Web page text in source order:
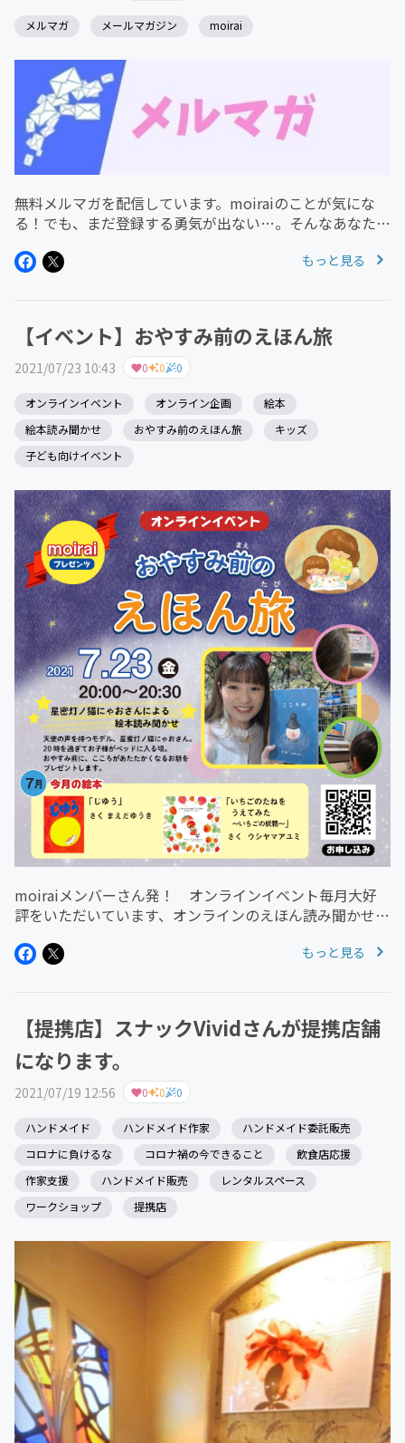
メルマガ メールマガジン moirai
無料メルマガを配信しています。moiraiのことが気にな
る！でも、まだ登録する勇気が出ない…。そんなあなたに
日間、20：00に毎日配信される無料のメルマガから、あ
もっと見る
【イベント】おやすみ前のえほん旅
2021/07/23 10:43 0 0 0
オンラインイベント オンライン企画
絵本
絵本読み聞かせ
おやすみ前のえほん旅
キッズ
子ども向けイベント
moiraiメンバーさん発！ オンラインイベント毎月大好
評をいただいています、オンラインのえほん読み聞かせ企
月のえほん】・じゆう/まえだゆうき・いちごのたねをう
もっと見る
【提携店】スナックVividさんが提携店舗
になります。
2021/07/19 12:56 0 0 0
ハンドメイド ハンドメイド作家
ハンドメイド委託販売
コロナに負けるな
コロナ禍の今できること
飲食店応援
作家支援
ハンドメイド販売
レンタルスペース
ワークショップ
提携店